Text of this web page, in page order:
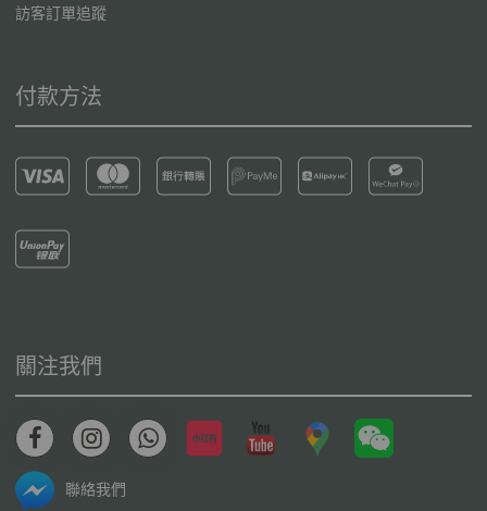
訪客訂單追蹤
付款方法
關注我們
聯絡我們